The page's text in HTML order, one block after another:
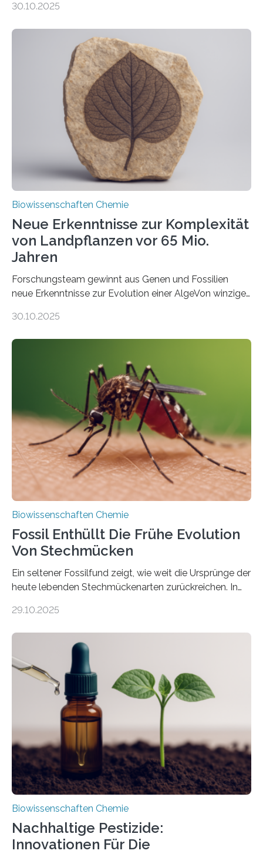
erfüllen können, müssen zahlreiche Enzyme präzise in
der Ruhr-Universität Bochum um Prof. Dr. Ralf Erdmann
und Dr. Ismaila Francis Yusuf hat nun einen bislang
unbekannten Qualitätskontrollmechanismus des
peroxisomalen Proteintransports in der Bäckerhefe
Saccharomyces cerevisiae entdeckt, der für die
Funktionsfähigkeit der Organellen entscheidend ist. Die
Studie wurde am 28. Oktober 2025 in der
Fachzeitschrift…
30.10.2025
Biowissenschaften Chemie
Neue Erkenntnisse zur Komplexität
von Landpflanzen vor 65 Mio.
Jahren
Forschungsteam gewinnt aus Genen und Fossilien
neue Erkenntnisse zur Evolution einer AlgeVon winzigen
Landpflanzen zählen zu den komplexesten
Grünalgen, die vor Hunderten von Millionen Jahren
lebten. Unter den Vorfahren sticht eine Gruppe heraus,
die noch heute in der Natur vorkommt: die
Süßwasseralge Coleochaetophyceae. Einige Arten
dieser Gruppe bilden aus Zellfäden dichte Geflechte
mit scheibenförmiger Gestalt. Was auffällig ist: Die
nächsten…
30.10.2025
Biowissenschaften Chemie
Fossil Enthüllt Die Frühe Evolution
Von Stechmücken
Ein seltener Fossilfund zeigt, wie weit die Ursprünge der
heute lebenden Stechmückenarten zurückreichen. In
Forschende die bisher älteste bekannte Stechmücken-
Region Kachin in Myanmar und hat sich in
ausgezeichnetem Zustand erhalten. Es konnte als neue
Art einer neuen Gattung beschrieben werden und trägt
nun den Namen Cretosabethes primaevus. Dieser erste
fossile Nachweis einer Stechmückenlarve in Bernstein
stellt gleichzeitig den ersten Fossilfund einer
Mückenlarve aus dem Mesozoikum dar, denn…
29.10.2025
Biowissenschaften Chemie
Nachhaltige Pestizide:
Innovationen Für Die